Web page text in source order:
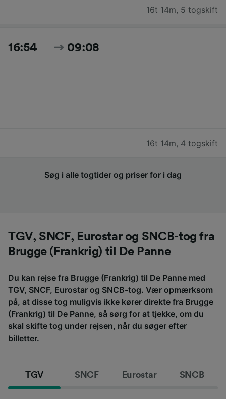
16t 14m, 5 togskift
16:54 09:08
16t 14m, 4 togskift
Søg i alle togtider og priser for i dag
TGV, SNCF, Eurostar og SNCB-tog fra
Brugge (Frankrig) til De Panne
Du kan rejse fra Brugge (Frankrig) til De Panne med
TGV, SNCF, Eurostar og SNCB-tog. Vær opmærksom
på, at disse tog muligvis ikke kører direkte fra Brugge
(Frankrig) til De Panne, så sørg for at tjekke, om du
skal skifte tog under rejsen, når du søger efter
billetter.
TGV SNCF Eurostar SNCB